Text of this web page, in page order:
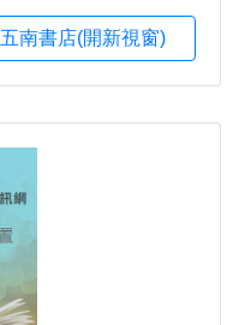
五南書店(開新視窗)